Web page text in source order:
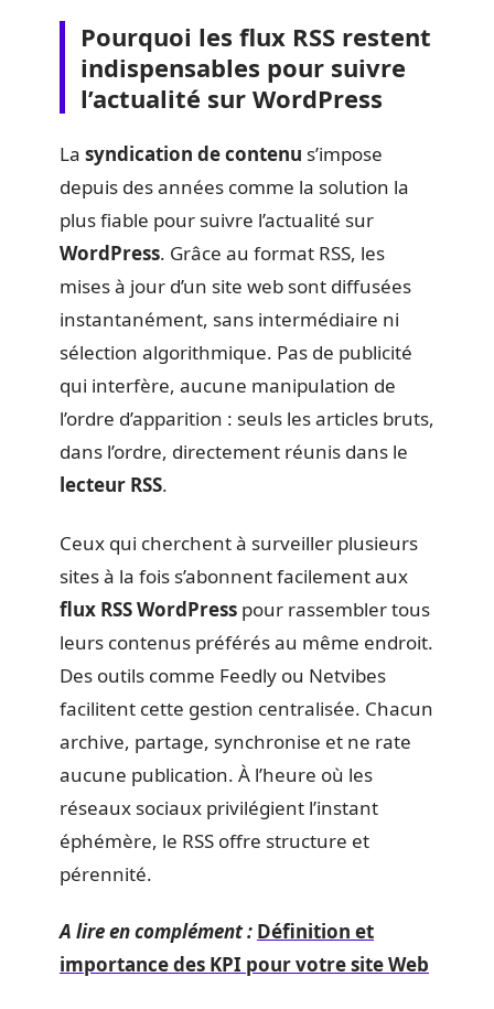
Pourquoi les flux RSS restent
indispensables pour suivre
l’actualité sur WordPress
La syndication de contenu s’impose
depuis des années comme la solution la
plus fiable pour suivre l’actualité sur
WordPress. Grâce au format RSS, les
mises à jour d’un site web sont diffusées
instantanément, sans intermédiaire ni
sélection algorithmique. Pas de publicité
qui interfère, aucune manipulation de
l’ordre d’apparition : seuls les articles bruts,
dans l’ordre, directement réunis dans le
lecteur RSS.
Ceux qui cherchent à surveiller plusieurs
sites à la fois s’abonnent facilement aux
flux RSS WordPress pour rassembler tous
leurs contenus préférés au même endroit.
Des outils comme Feedly ou Netvibes
facilitent cette gestion centralisée. Chacun
archive, partage, synchronise et ne rate
aucune publication. À l’heure où les
réseaux sociaux privilégient l’instant
éphémère, le RSS offre structure et
pérennité.
A lire en complément : Définition et
importance des KPI pour votre site Web